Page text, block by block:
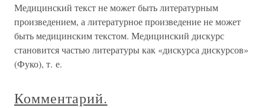
Медицинский текст не может быть литературным
произведением, а литературное произведение не может
быть медицинским текстом. Медицинский дискурс
становится частью литературы как «дискурса дискурсов»
(Фуко), т. е.
Комментарий.